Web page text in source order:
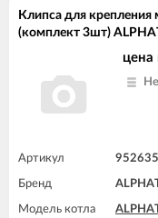
Клипса для
(комплект 3шт)
цена
Артикул
Бренд
Модель котла